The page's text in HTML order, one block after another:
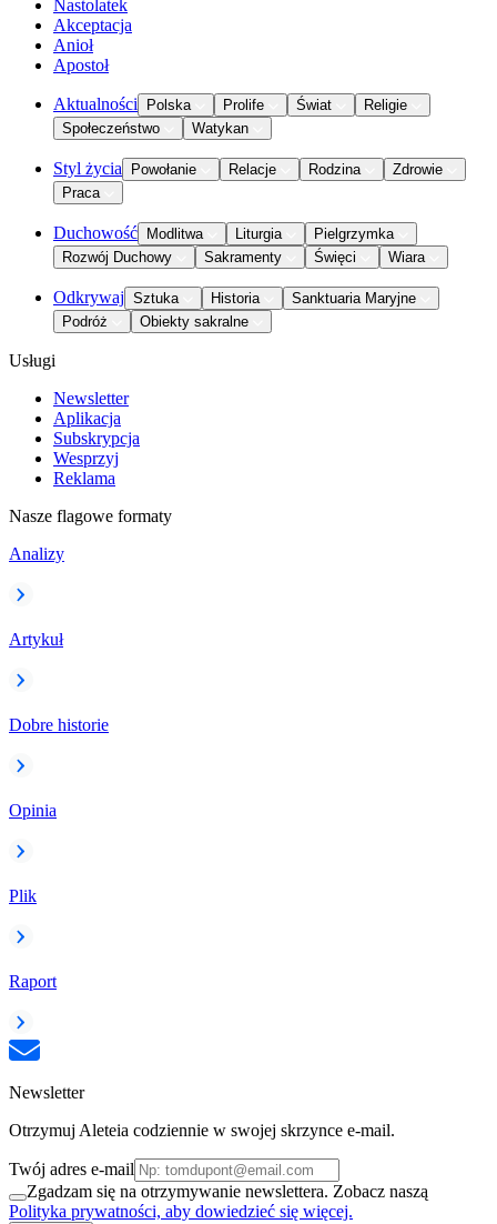
Nastolatek
Akceptacja
Anioł
Apostoł
Aktualności Polska Prolife Świat
Religie
Społeczeństwo
Watykan
Styl życia Powołanie Relacje Rodzina
Zdrowie
Praca
Duchowość Modlitwa Liturgia
Pielgrzymka
Rozwój Duchowy
Sakramenty Święci Wiara
Odkrywaj Sztuka Historia
Sanktuaria Maryjne
Podróż
Obiekty sakralne
Usługi
Newsletter
Aplikacja
Subskrypcja
Wesprzyj
Reklama
Nasze flagowe formaty
Analizy
Artykuł
Dobre historie
Opinia
Plik
Raport
Newsletter
Otrzymuj Aleteia codziennie w swojej skrzynce e-mail.
Twój adres e-mail
Zgadzam się na otrzymywanie newslettera. Zobacz naszą
Polityka prywatności, aby dowiedzieć się więcej.